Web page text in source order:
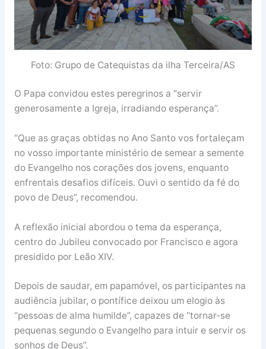
Foto: Grupo de Catequistas da ilha Terceira/AS
O Papa convidou estes peregrinos a “servir
generosamente a Igreja, irradiando esperança”.
“Que as graças obtidas no Ano Santo vos fortaleçam
no vosso importante ministério de semear a semente
do Evangelho nos corações dos jovens, enquanto
enfrentais desafios difíceis. Ouvi o sentido da fé do
povo de Deus”, recomendou.
A reflexão inicial abordou o tema da esperança,
centro do Jubileu convocado por Francisco e agora
presidido por Leão XIV.
Depois de saudar, em papamóvel, os participantes na
audiência jubilar, o pontífice deixou um elogio às
“pessoas de alma humilde”, capazes de “tornar-se
pequenas segundo o Evangelho para intuir e servir os
sonhos de Deus”.